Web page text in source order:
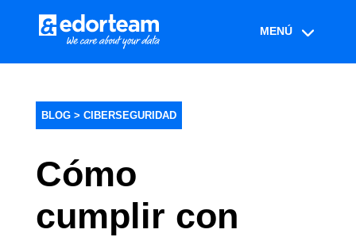
BLOG > CIBERSEGURIDAD
Cómo
cumplir con